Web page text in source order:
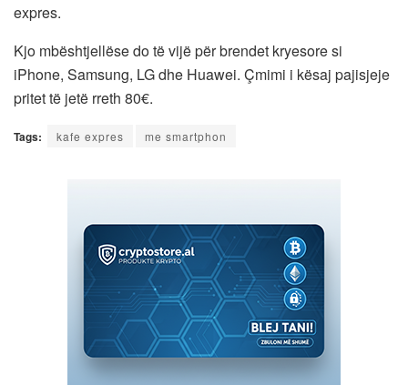
expres.
Kjo mbështjellëse do të vijë për brendet kryesore si
iPhone, Samsung, LG dhe Huawei. Çmimi i kësaj pajisjeje
pritet të jetë rreth 80€.
Tags: kafe expres me smartphon